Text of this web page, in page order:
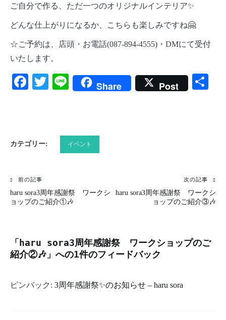
ご自分で作る、ただ一つのオリジナルインテリア✨
どんな仕上がりになるか、こちらも楽しみですね🤗
☆ご予約は、店頭・お電話(087-894-4555)・DMにて受付
いたします。
Facebook
Twitter
LineShare Post
カテゴリー: イベント
投
稿
ビ
ゲ
シ
前の記事
haru sora3周年感謝祭 ワークシ
ョップのご紹介①🎶
次の記事
haru sora3周年感謝祭 ワークシ
ョップのご紹介③🎶
「 haru sora3周年感謝祭 ワークショップのご
紹介②🎶 」への1件のフィードバック
ピンバック: 3周年感謝祭✨のお知らせ – haru sora